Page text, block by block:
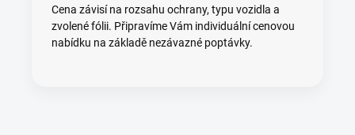
Cena závisí na rozsahu ochrany, typu vozidla a
zvolené fólii. Připravíme Vám individuální cenovou
nabídku na základě nezávazné poptávky.